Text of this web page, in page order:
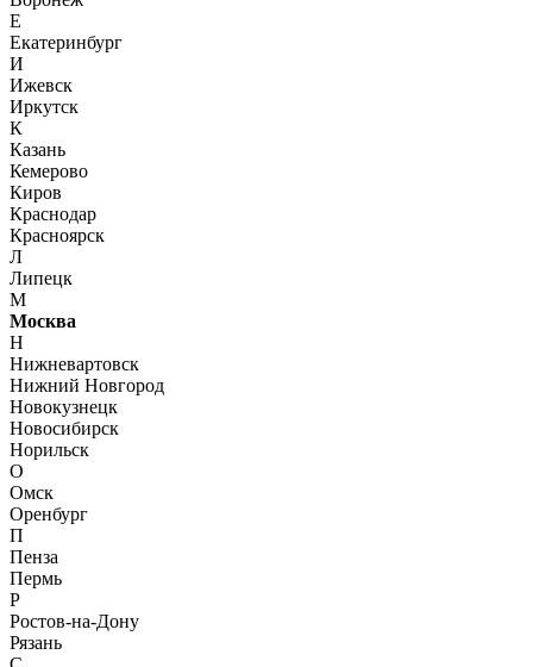
Е
Екатеринбург
И
Ижевск
Иркутск
К
Казань
Кемерово
Киров
Краснодар
Красноярск
Л
Липецк
М
Москва
Н
Нижневартовск
Нижний Новгород
Новокузнецк
Новосибирск
Норильск
О
Омск
Оренбург
П
Пенза
Пермь
Р
Ростов-на-Дону
Рязань